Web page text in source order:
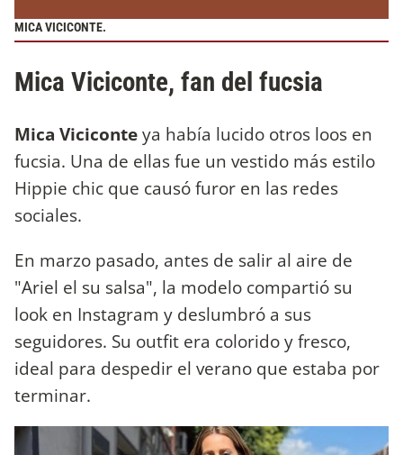
MICA VICICONTE.
Mica Viciconte, fan del fucsia
Mica Viciconteya había lucido otros loos en
fucsia. Una de ellas fue un vestido más estilo
Hippie chic que causó furor en las redes
sociales.
En marzo pasado, antes de salir al aire de
"Ariel el su salsa", la modelo compartió su
look en Instagram y deslumbró a sus
seguidores. Su outfit era colorido y fresco,
ideal para despedir el verano que estaba por
terminar.